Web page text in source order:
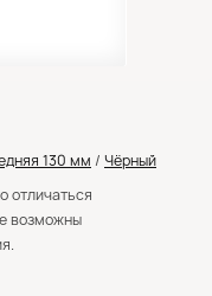
130 мм / Чёрный
отличаться
возможны